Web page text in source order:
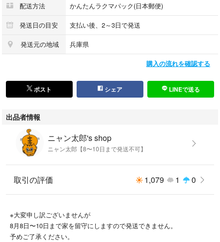
神経質な方はご遠慮ください。
※畳みシワあり、タグが少し折れています。
何か見落としがありましたらすみません。
配送方法 かんたんラクマパック(日本郵便)
発送日の目安 支払い後、2～3日で発送
発送元の地域 兵庫県
購入の流れを確認する
ポスト シェア LINEで送る
出品者情報
ニャン太郎's shop
ニャン太郎【8〜10日まで発送不可】
取引の評価 1,079 1 0
※大変申し訳ございませんが
8月8日〜10日まで家を留守にしますので発送できません。
予めご了承ください。